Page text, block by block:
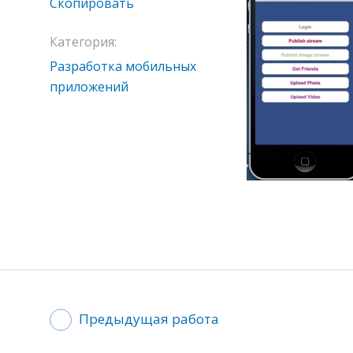
Категория:
Разработка мобильных
приложений
Предыдущая работа